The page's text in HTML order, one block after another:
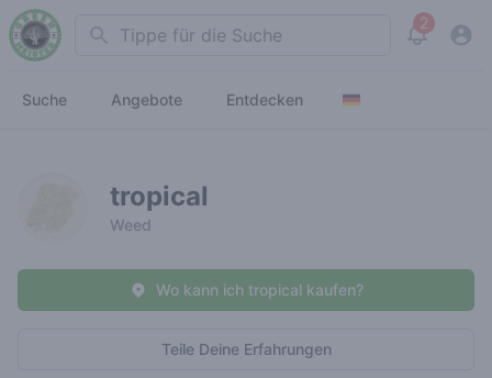
Search 2
View
Suche Angebote Entdecken
tropical
Weed
Teile Deine Erfahrungen
Wo kann ich tropical kaufen?